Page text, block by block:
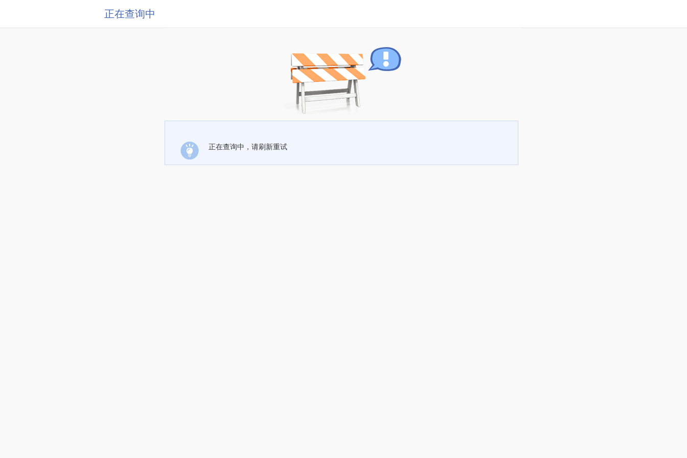
正在查询中
正在查询中，请刷新重试